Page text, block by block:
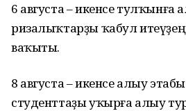
6 августа – икенсе тулҡынға
ризалыҡтарҙы ҡабул
ваҡыты.
8 августа – икенсе алыу
студенттаҙы уҡырға алыу